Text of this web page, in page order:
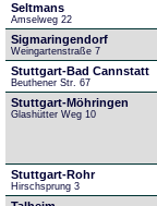
Seltmans
Amselweg 22
Sigmaringendorf
Weingartenstraße 7
Stuttgart-Bad Cannstatt
Beuthener Str. 67
Stuttgart-Möhringen
Glashütter Weg 10
Stuttgart-Rohr
Hirschsprung 3